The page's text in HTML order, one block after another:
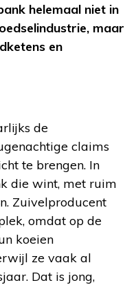
helemaal niet in
maar
en
de
claims
te brengen. In
die wint, met ruim
Zuivelproducent
omdat op de
koeien
ze vaak al
Dat is jong,